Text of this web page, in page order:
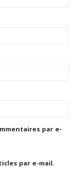
par e-
par e-mail.